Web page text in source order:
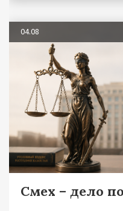
04.08
Смех – дело